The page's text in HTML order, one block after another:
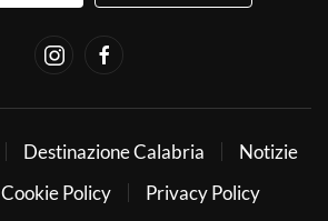
Destinazione Calabria
Notizie
Cookie Policy
Privacy Policy